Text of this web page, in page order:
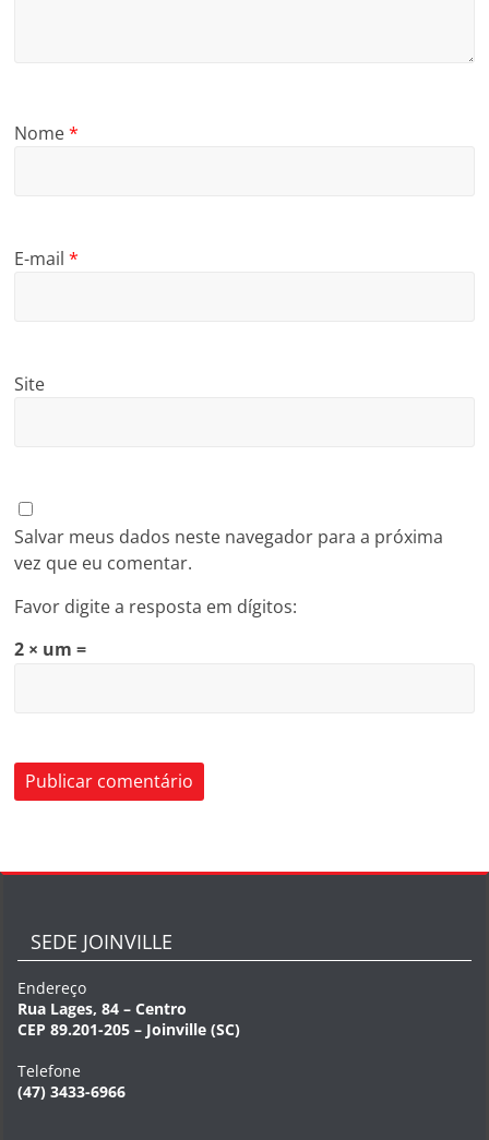
Nome*
E-mail*
Site
Salvar meus dados neste navegador para a próxima
vez que eu comentar.
Favor digite a resposta em dígitos:
2 × um =
SEDE JOINVILLE
Endereço
Rua Lages, 84 – Centro
CEP 89.201-205 – Joinville (SC)
Telefone
(47) 3433-6966